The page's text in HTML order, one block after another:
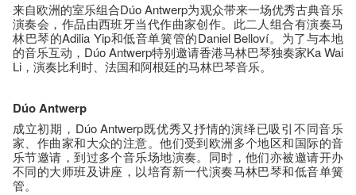
来自欧洲的室乐组合Dúo Antwerp为观众带来一场优秀古典音乐
演奏会，作品由西班牙当代作曲家创作。此二人组合有演奏马
林巴琴的Adilia Yip和低音单簧管的Daniel Belloví。为了与本地
的音乐互动，Dúo Antwerp特别邀请香港马林巴琴独奏家Ka Wai
Li，演奏比利时、法国和阿根廷的马林巴琴音乐。
DúoAntwerp
成立初期，Dúo Antwerp既优秀又抒情的演绎已吸引不同音乐
家、作曲家和大众的注意。他们受到欧洲多个地区和国际的音
乐节邀请，到过多个音乐场地演奏。同时，他们亦被邀请开办
不同的大师班及讲座，以培育新一代演奏马林巴琴和低音单簧
管。